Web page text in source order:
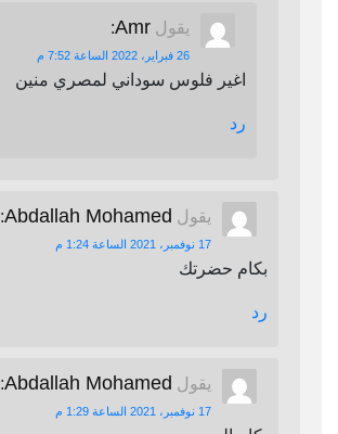
يقول Amr
:
26 فبراير، 2022 الساعة 7:52 م
اغير فلوس سوداني لمصري منين
رد
يقول Abdallah Mohamed
:
17 نوفمبر، 2021 الساعة 1:24 م
بكام حضرتك
رد
يقول Abdallah Mohamed
:
17 نوفمبر، 2021 الساعة 1:29 م